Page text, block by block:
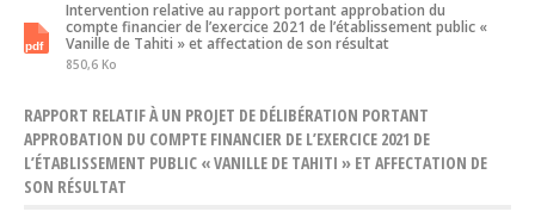
Intervention relative au rapport portant approbation du
compte financier de l’exercice 2021 de l’établissement public «
Vanille de Tahiti » et affectation de son résultat
850,6 Ko
RAPPORT RELATIF À UN PROJET DE DÉLIBÉRATION PORTANT
APPROBATION DU COMPTE FINANCIER DE L’EXERCICE 2021 DE
L’ÉTABLISSEMENT PUBLIC « VANILLE DE TAHITI » ET AFFECTATION DE
SON RÉSULTAT